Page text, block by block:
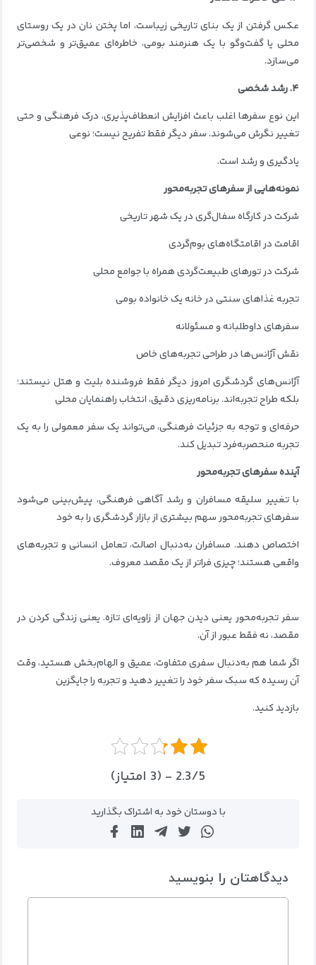
عکس گرفتن از یک بنای تاریخی زیباست، اما پختن نان در یک روستای
محلی یا گفت‌وگو با یک هنرمند بومی، خاطره‌ای عمیق‌تر و شخصی‌تر
می‌سازد.
۴. رشد شخصی
این نوع سفرها اغلب باعث افزایش انعطاف‌پذیری، درک فرهنگی و حتی
تغییر نگرش می‌شوند. سفر دیگر فقط تفریح نیست؛ نوعی
یادگیری و رشد است.
نمونه‌هایی از سفرهای تجربه‌محور
شرکت در کارگاه سفال‌گری در یک شهر تاریخی
اقامت در اقامتگاه‌های بوم‌گردی
شرکت در تورهای طبیعت‌گردی همراه با جوامع محلی
تجربه غذاهای سنتی در خانه یک خانواده بومی
سفرهای داوطلبانه و مسئولانه
نقش آژانس‌ها در طراحی تجربه‌های خاص
آژانس‌های گردشگری امروز دیگر فقط فروشنده بلیت و هتل نیستند؛
بلکه طراح تجربه‌اند. برنامه‌ریزی دقیق، انتخاب راهنمایان محلی
حرفه‌ای و توجه به جزئیات فرهنگی، می‌تواند یک سفر معمولی را به یک
تجربه منحصربه‌فرد تبدیل کند.
آینده سفرهای تجربه‌محور
با تغییر سلیقه مسافران و رشد آگاهی فرهنگی، پیش‌بینی می‌شود
سفرهای تجربه‌محور سهم بیشتری از بازار گردشگری را به خود
اختصاص دهند. مسافران به‌دنبال اصالت، تعامل انسانی و تجربه‌های
واقعی هستند؛ چیزی فراتر از یک مقصد معروف.
سفر تجربه‌محور یعنی دیدن جهان از زاویه‌ای تازه. یعنی زندگی کردن در
مقصد، نه فقط عبور از آن.
اگر شما هم به‌دنبال سفری متفاوت، عمیق و الهام‌بخش هستید، وقت
آن رسیده که سبک سفر خود را تغییر دهید و تجربه را جایگزین
بازدید کنید.
2.3/5 - (3 امتیاز)
با دوستان خود به اشتراک بگذارید
دیدگاهتان را بنویسید